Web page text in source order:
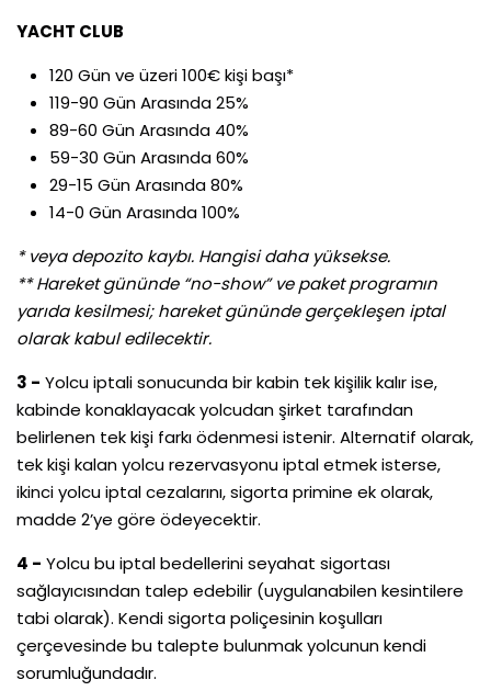
YACHT CLUB
120 Gün ve üzeri 100€ kişi başı*
119-90 Gün Arasında 25%
89-60 Gün Arasında 40%
59-30 Gün Arasında 60%
29-15 Gün Arasında 80%
14-0 Gün Arasında 100%
* veya depozito kaybı. Hangisi daha yüksekse.
** Hareket gününde “no-show” ve paket programın
yarıda kesilmesi; hareket gününde gerçekleşen iptal
olarak kabul edilecektir.
3 - Yolcu iptali sonucunda bir kabin tek kişilik kalır ise,
kabinde konaklayacak yolcudan şirket tarafından
belirlenen tek kişi farkı ödenmesi istenir. Alternatif olarak,
tek kişi kalan yolcu rezervasyonu iptal etmek isterse,
ikinci yolcu iptal cezalarını, sigorta primine ek olarak,
madde 2’ye göre ödeyecektir.
4 - Yolcu bu iptal bedellerini seyahat sigortası
sağlayıcısından talep edebilir (uygulanabilen kesintilere
tabi olarak). Kendi sigorta poliçesinin koşulları
çerçevesinde bu talepte bulunmak yolcunun kendi
sorumluğundadır.